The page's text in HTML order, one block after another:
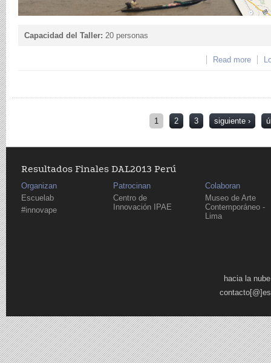
Capacidad del Taller: 20 personas
Read more
1 2 3 siguiente ›
Resultados Finales DAL2013 Perú
Organizan
Escuelab
#innovape
Patrocinan
Centro de
Innovación IPAE
Colaboran
Museo de Arte
Contemporáneo -
Lima
hacia la